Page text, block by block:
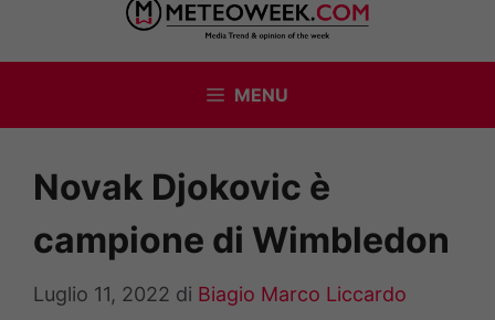
contenuto
MENU
Novak Djokovic è
campione di Wimbledon
Luglio 11, 2022 di Biagio Marco Liccardo